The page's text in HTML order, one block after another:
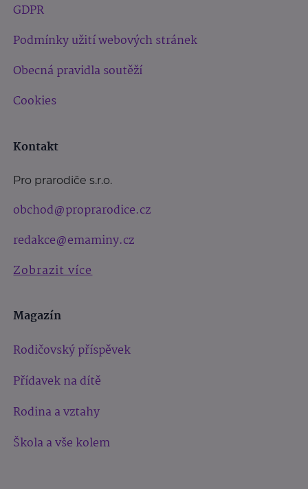
GDPR
Podmínky užití webových stránek
Obecná pravidla soutěží
Cookies
Kontakt
Pro prarodiče s.r.o.
obchod@proprarodice.cz
redakce@emaminy.cz
Zobrazit více
Magazín
Rodičovský příspěvek
Přídavek na dítě
Rodina a vztahy
Škola a vše kolem